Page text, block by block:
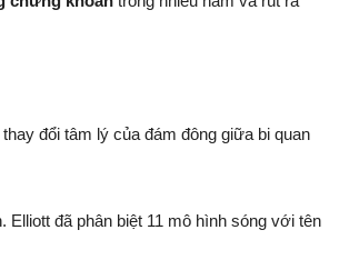
đổi tâm lý của đám đông giữa bi quan
đã phân biệt 11 mô hình sóng với tên